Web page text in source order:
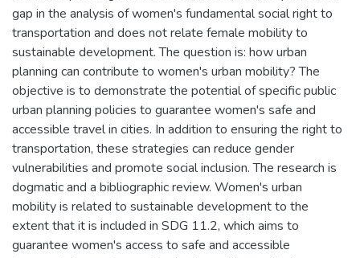
gap in the analysis of women's fundamental social right to
transportation and does not relate female mobility to
sustainable development. The question is: how urban
planning can contribute to women's urban mobility? The
objective is to demonstrate the potential of specific public
urban planning policies to guarantee women's safe and
accessible travel in cities. In addition to ensuring the right to
transportation, these strategies can reduce gender
vulnerabilities and promote social inclusion. The research is
dogmatic and a bibliographic review. Women's urban
mobility is related to sustainable development to the
extent that it is included in SDG 11.2, which aims to
guarantee women's access to safe and accessible